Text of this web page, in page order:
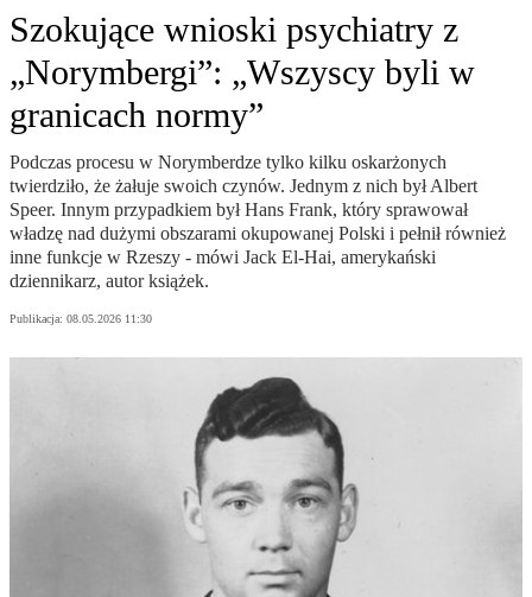
Szokujące wnioski psychiatry z
„Norymbergi”: „Wszyscy byli w
granicach normy”
Podczas procesu w Norymberdze tylko kilku oskarżonych
twierdziło, że żałuje swoich czynów. Jednym z nich był Albert
Speer. Innym przypadkiem był Hans Frank, który sprawował
władzę nad dużymi obszarami okupowanej Polski i pełnił również
inne funkcje w Rzeszy - mówi Jack El-Hai, amerykański
dziennikarz, autor książek.
Publikacja: 08.05.2026 11:30